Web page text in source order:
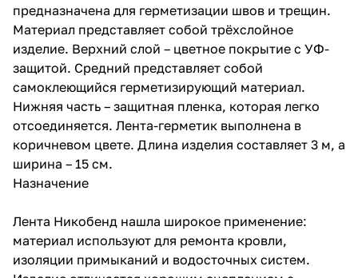
предназначена для герметизации швов и трещин.
Материал представляет собой трёхслойное
изделие. Верхний слой – цветное покрытие с УФ-
защитой. Средний представляет собой
самоклеющийся герметизирующий материал.
Нижняя часть – защитная пленка, которая легко
отсоединяется. Лента-герметик выполнена в
коричневом цвете. Длина изделия составляет 3 м, а
ширина – 15 см.
Назначение
Лента Никобенд нашла широкое применение:
материал используют для ремонта кровли,
изоляции примыканий и водосточных систем.